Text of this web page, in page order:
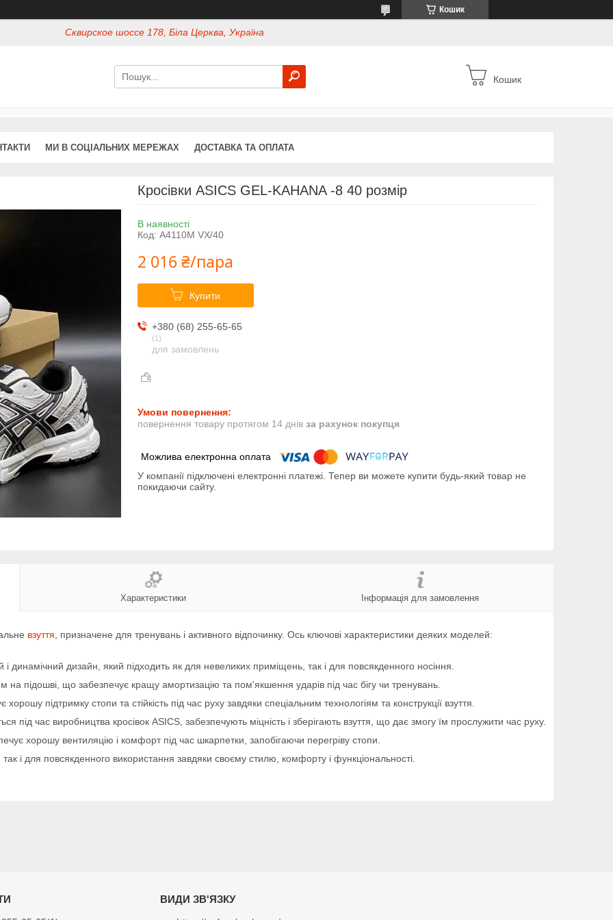
Кошик
Сквирское шоссе 178, Біла Церква, Україна
Кошик
МИ В СОЦІАЛЬНИХ МЕРЕЖАХ ДОСТАВКА ТА ОПЛАТА
Кросівки ASICS GEL-KAHANA -8 40 розмір
В наявності
Код: A4110M VX/40
2 016 ₴/пара
Купити
+380 (68) 255-65-65
1
для замовлень
повернення товару протягом 14 днів за рахунок покупця
У компанії підключені електронні платежі. Тепер ви можете купити будь-який товар не
покидаючи сайту.
Характеристики Інформація для замовлення
взуття , призначене для тренувань і активного відпочинку. Ось ключові характеристики деяких моделей:
динамічний дизайн, який підходить як для невеликих приміщень, так і для повсякденного носіння.
підошві, що забезпечує кращу амортизацію та пом'якшення ударів під час бігу чи тренувань.
підтримку стопи та стійкість під час руху завдяки спеціальним технологіям та конструкції взуття.
під час виробництва кросівок ASICS, забезпечують міцність і зберігають взуття, що дає змогу їм прослужити час руху.
хорошу вентиляцію і комфорт під час шкарпетки, запобігаючи перегріву стопи.
і для повсякденного використання завдяки своєму стилю, комфорту і функціональності.